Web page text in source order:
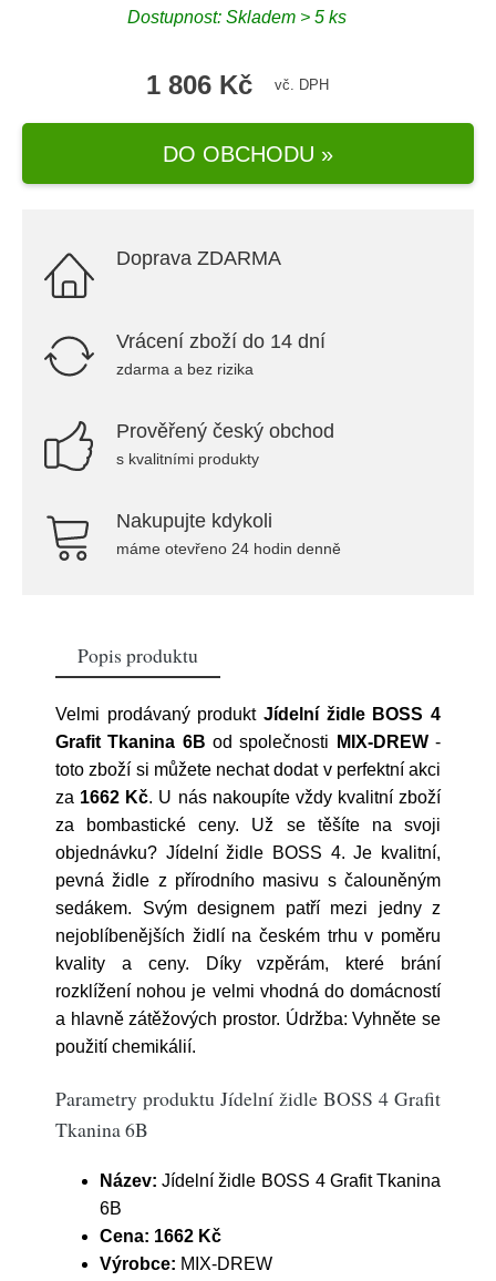
Dostupnost: Skladem > 5 ks
1 806 Kč vč. DPH
DO OBCHODU »
Doprava ZDARMA
Vrácení zboží do 14 dní
zdarma a bez rizika
Prověřený český obchod
s kvalitními produkty
Nakupujte kdykoli
máme otevřeno 24 hodin denně
Popis produktu
Velmi prodávaný produkt Jídelní židle BOSS 4
Grafit Tkanina 6B od společnosti MIX-DREW-
toto zboží si můžete nechat dodat v perfektní akci
za 1662 Kč. U nás nakoupíte vždy kvalitní zboží
za bombastické ceny. Už se těšíte na svoji
objednávku? Jídelní židle BOSS 4. Je kvalitní,
pevná židle z přírodního masivu s čalouněným
sedákem. Svým designem patří mezi jedny z
nejoblíbenějších židlí na českém trhu v poměru
kvality a ceny. Díky vzpěrám, které brání
rozklížení nohou je velmi vhodná do domácností
a hlavně zátěžových prostor. Údržba: Vyhněte se
použití chemikálií.
Parametry produktu Jídelní židle BOSS 4 Grafit
Tkanina 6B
Název: Jídelní židle BOSS 4 Grafit Tkanina
6B
Cena: 1662 Kč
Výrobce: MIX-DREW